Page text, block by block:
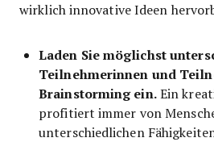
wirklich innovative Ideen
Laden Sie möglichst
Teilnehmerinnen und
Brainstorming ein.Ein
profitiert immer von
unterschiedlichen